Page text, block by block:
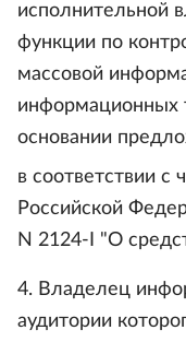
исполнительной
функции по
массовой
информационных
основании
в соответствии с
Российской
N 2124-I "О
4. Владелец
аудитории